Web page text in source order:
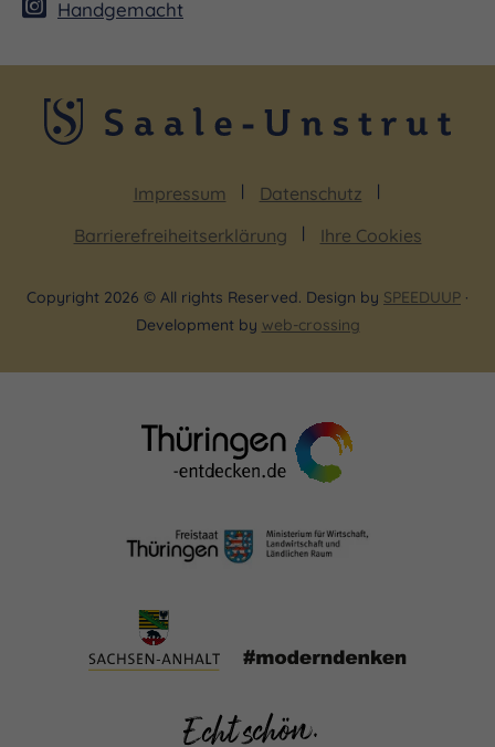
Handgemacht
Impressum
Datenschutz
Barrierefreiheitserklärung
Ihre Cookies
Copyright 2026 © All rights Reserved. Design by SPEEDUUP ·
Development by web-crossing